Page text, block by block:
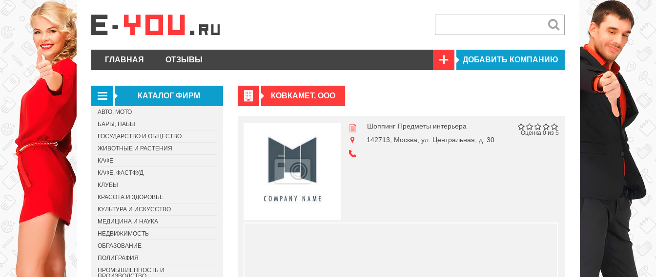
ГЛАВНАЯ ОТЗЫВЫ ДОБАВИТЬ КОМПАНИЮ
КОВКАМЕТ, ООО
Оценка 0 из 5
Шоппинг Предметы интерьера
142713, Москва, ул. Центральная, д. 30
КАТАЛОГ ФИРМ
АВТО, МОТО
БАРЫ, ПАБЫ
ГОСУДАРСТВО И ОБЩЕСТВО
ЖИВОТНЫЕ И РАСТЕНИЯ
КАФЕ
КАФЕ, ФАСТФУД
КЛУБЫ
КРАСОТА И ЗДОРОВЬЕ
КУЛЬТУРА И ИСКУССТВО
МЕДИЦИНА И НАУКА
НЕДВИЖИМОСТЬ
ОБРАЗОВАНИЕ
ПОЛИГРАФИЯ
ПРОМЫШЛЕННОСТЬ И